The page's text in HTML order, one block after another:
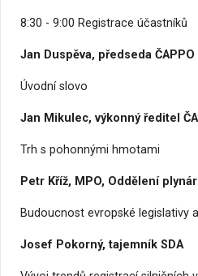
8:30 - 9:00 Registrace účastníků
Jan Duspěva, předseda
Úvodní slovo
Jan Mikulec, výkonný ředitel
Trh s pohonnými hmotami
Petr Kříž, MPO, Oddělení
Budoucnost evropské legislativy
Josef Pokorný, tajemník SDA